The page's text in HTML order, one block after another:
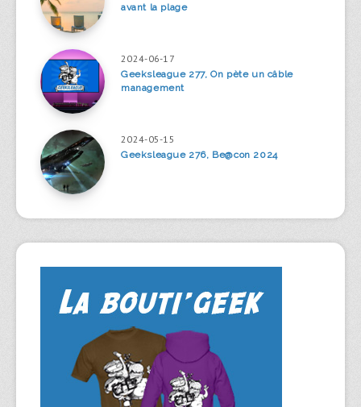
avant la plage
2024-06-17
Geeksleague 277, On pète un câble
management
2024-05-15
Geeksleague 276, Be@con 2024